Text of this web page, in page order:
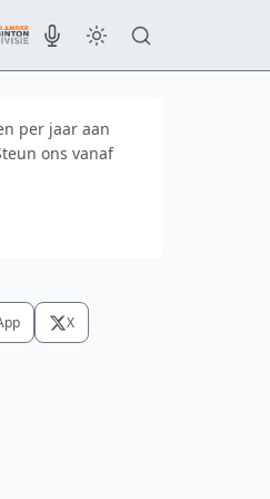
per jaar aan
ons vanaf
X